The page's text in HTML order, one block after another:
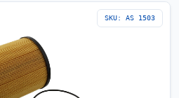
SKU: AS 1503